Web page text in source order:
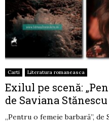
Carti Literatura romaneasca
Exilul pe scenă:
de Saviana Stănescu
„Pentru o femeie barbară”, de